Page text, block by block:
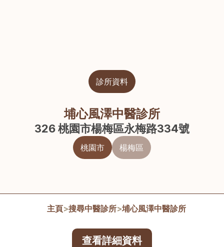
診所資料
埔心風澤中醫診所
326 桃園市楊梅區永梅路334號
桃園市 楊梅區
主頁>搜尋中醫診所>埔心風澤中醫診所
查看詳細資料